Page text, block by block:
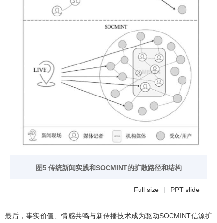
图5 传统新闻实践和SOCMINT的扩散路径和结构
Full size | PPT slide
最后，事实价值、情感共鸣与新传播技术成为驱动SOCMINT信源扩